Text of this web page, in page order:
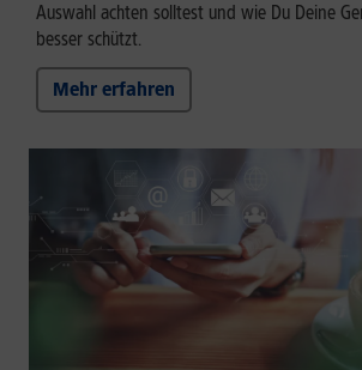
Auswahl achten solltest und wie Du Deine
besser schützt.
Mehr erfahren